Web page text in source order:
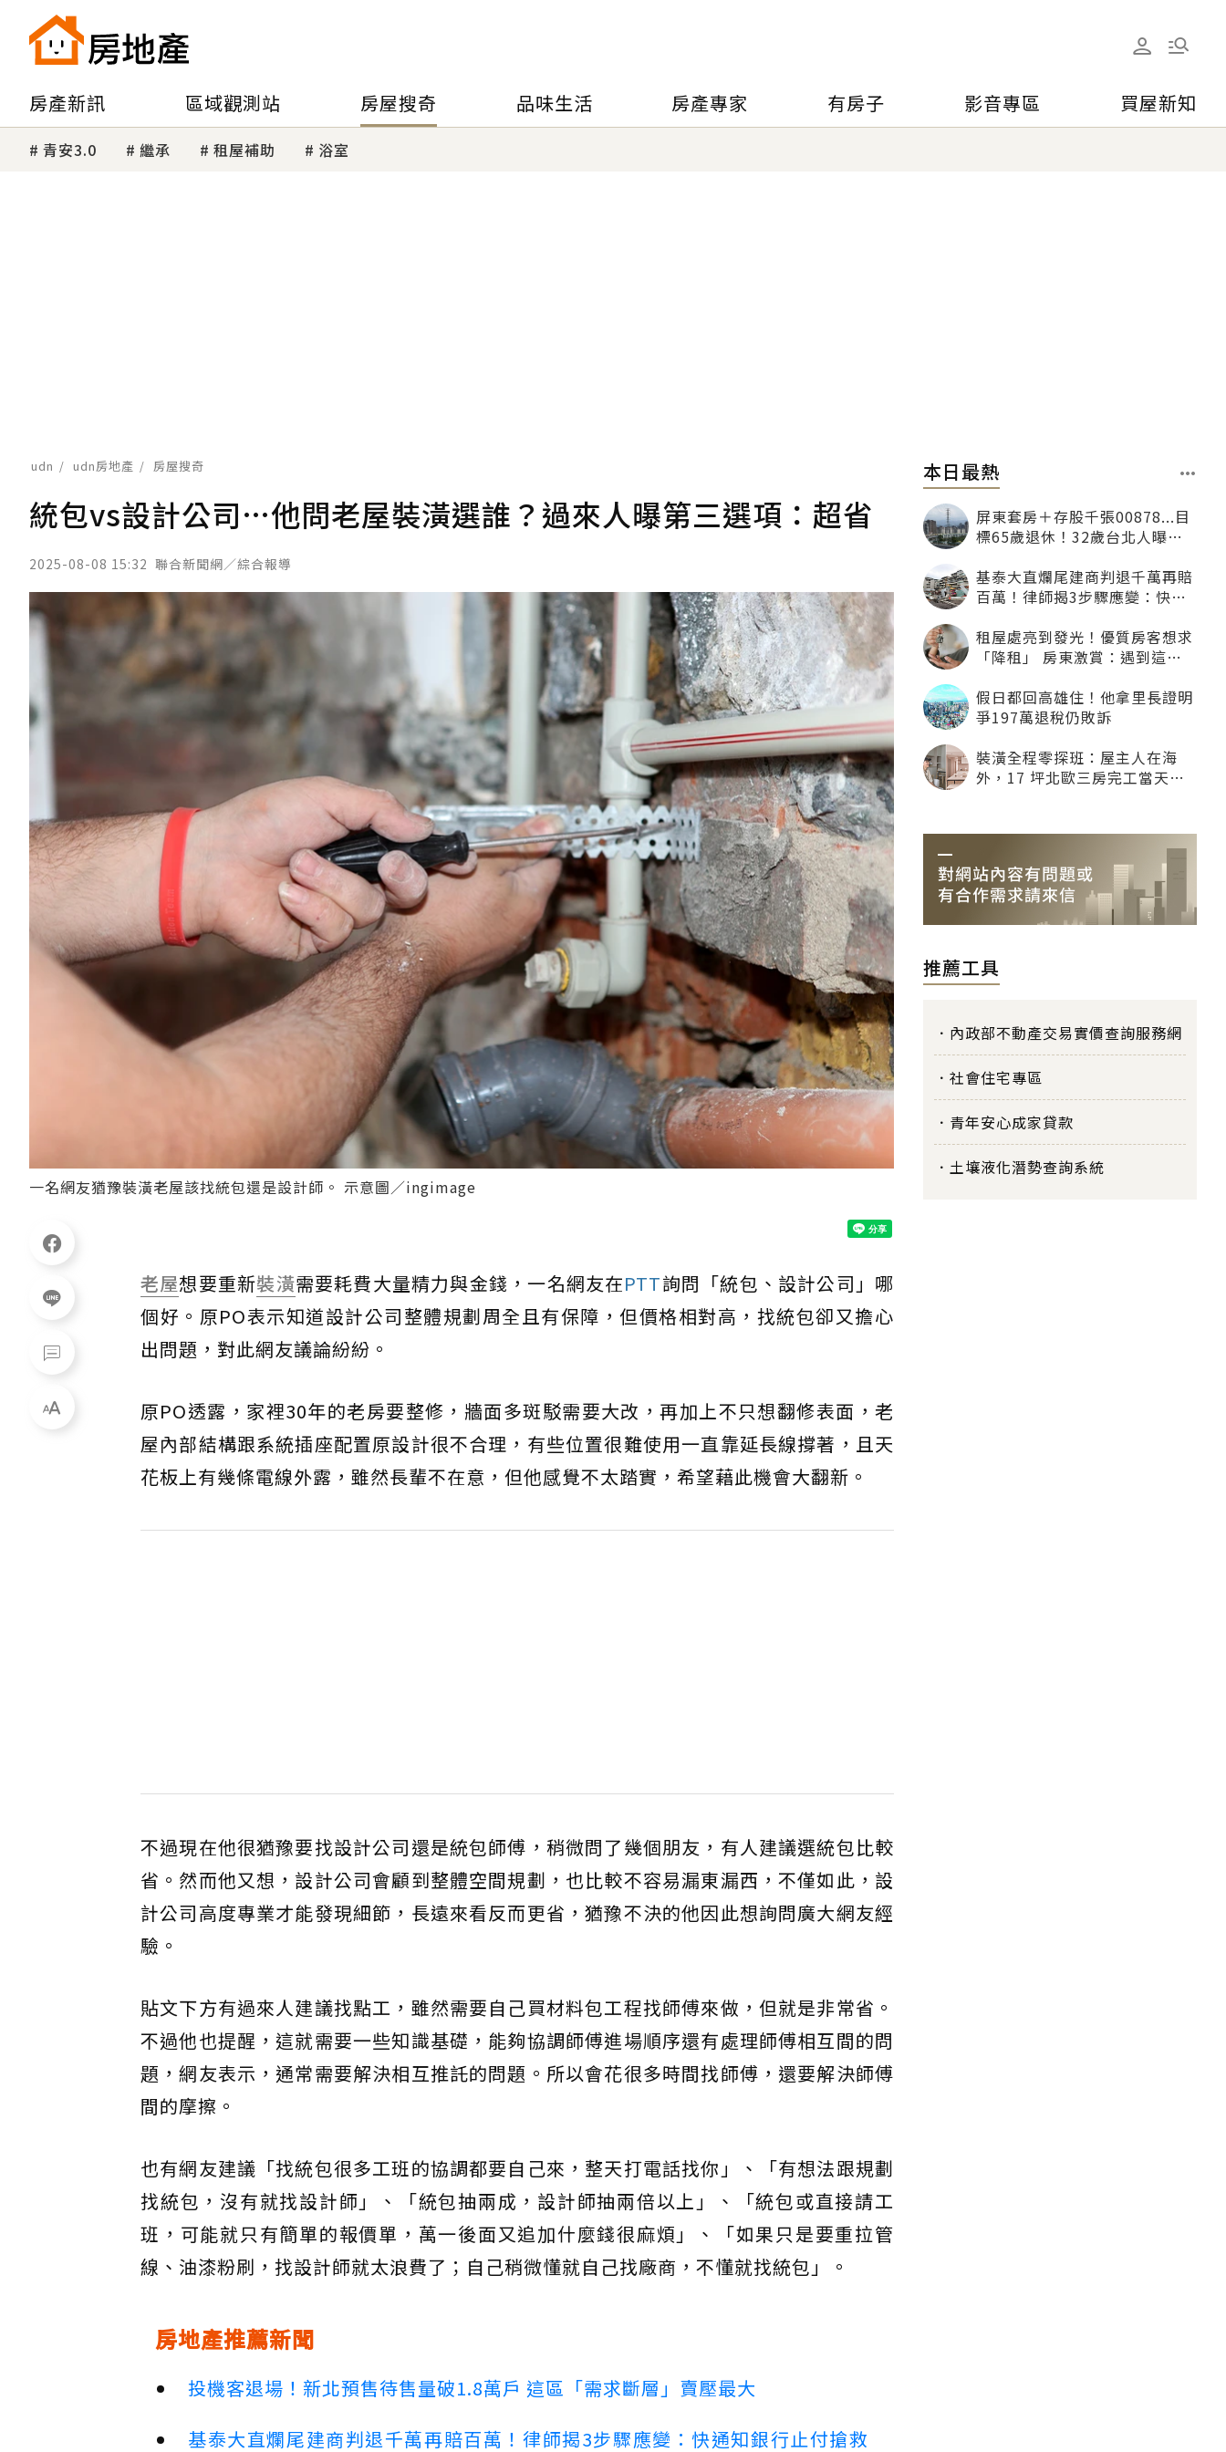
房產新訊 區域觀測站 房屋搜奇 品味生活 房產專家 有房子 影音專區 買屋新知
青安3.0 繼承 租屋補助 浴室
udn udn房地產 房屋搜奇
統包vs設計公司…他問老屋裝潢選誰？過來人曝第三選項：超省
2025-08-08 15:32 聯合新聞網／綜合報導
一名網友猶豫裝潢老屋該找統包還是設計師。 示意圖／ingimage
老屋想要重新裝潢需要耗費大量精力與金錢，一名網友在PTT詢問「統包、設計公司」哪
個好。原PO表示知道設計公司整體規劃周全且有保障，但價格相對高，找統包卻又擔心
出問題，對此網友議論紛紛。
原PO透露，家裡30年的老房要整修，牆面多斑駁需要大改，再加上不只想翻修表面，老
屋內部結構跟系統插座配置原設計很不合理，有些位置很難使用一直靠延長線撐著，且天
花板上有幾條電線外露，雖然長輩不在意，但他感覺不太踏實，希望藉此機會大翻新。
不過現在他很猶豫要找設計公司還是統包師傅，稍微問了幾個朋友，有人建議選統包比較
省。然而他又想，設計公司會顧到整體空間規劃，也比較不容易漏東漏西，不僅如此，設
計公司高度專業才能發現細節，長遠來看反而更省，猶豫不決的他因此想詢問廣大網友經
驗。
貼文下方有過來人建議找點工，雖然需要自己買材料包工程找師傅來做，但就是非常省。
不過他也提醒，這就需要一些知識基礎，能夠協調師傅進場順序還有處理師傅相互間的問
題，網友表示，通常需要解決相互推託的問題。所以會花很多時間找師傅，還要解決師傅
間的摩擦。
也有網友建議「找統包很多工班的協調都要自己來，整天打電話找你」、「有想法跟規劃
找統包，沒有就找設計師」、「統包抽兩成，設計師抽兩倍以上」、「統包或直接請工
班，可能就只有簡單的報價單，萬一後面又追加什麼錢很麻煩」、「如果只是要重拉管
線、油漆粉刷，找設計師就太浪費了；自己稍微懂就自己找廠商，不懂就找統包」。
房地產推薦新聞
投機客退場！新北預售待售量破1.8萬戶 這區「需求斷層」賣壓最大
基泰大直爛尾建商判退千萬再賠百萬！律師揭3步驟應變：快通知銀行止付搶救
本日最熱
屏東套房＋存股千張00878...目
標65歲退休！32歲台北人曝：
基泰大直爛尾建商判退千萬再賠
百萬！律師揭3步驟應變：快通
租屋處亮到發光！優質房客想求
「降租」 房東激賞：遇到這種
假日都回高雄住！他拿里長證明
爭197萬退稅仍敗訴
裝潢全程零探班：屋主人在海
外，17 坪北歐三房完工當天才
推薦工具
內政部不動產交易實價查詢服務網
社會住宅專區
青年安心成家貸款
土壤液化潛勢查詢系統